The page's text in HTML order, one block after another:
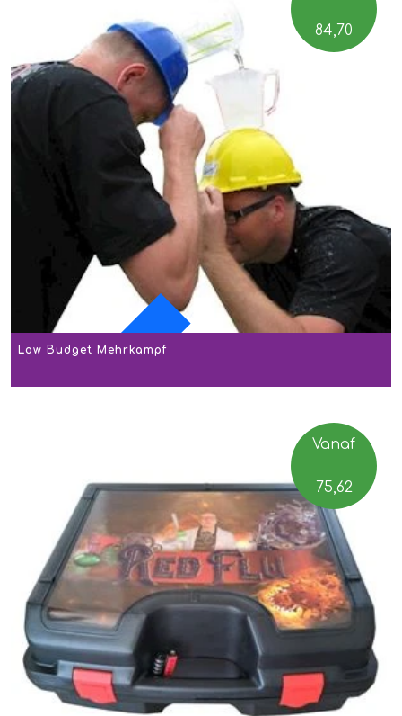
84,70
AKTION
Low Budget Mehrkampf
Vanaf
75,62